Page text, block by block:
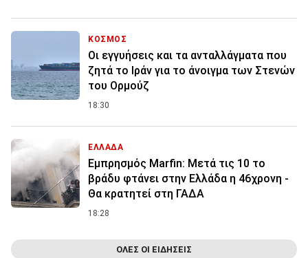
ΚΟΣΜΟΣ
Οι εγγυήσεις και τα ανταλλάγματα που
ζητά το Ιράν για το άνοιγμα των Στενών
του Ορμούζ
18:30
ΕΛΛΑΔΑ
Εμπρησμός Marfin: Μετά τις 10 το
βράδυ φτάνει στην Ελλάδα η 46χρονη -
Θα κρατητεί στη ΓΑΔΑ
18:28
ΟΛΕΣ ΟΙ ΕΙΔΗΣΕΙΣ